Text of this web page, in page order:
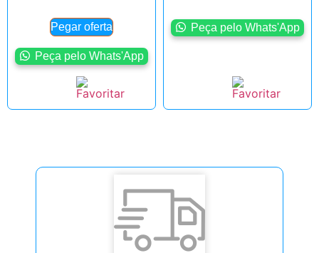
Pegar oferta
Peça pelo Whats'App
Peça pelo Whats'App